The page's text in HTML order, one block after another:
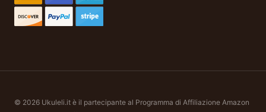
© 2026 Ukuleli.it è il partecipante al Programma di Affiliazione Amazon